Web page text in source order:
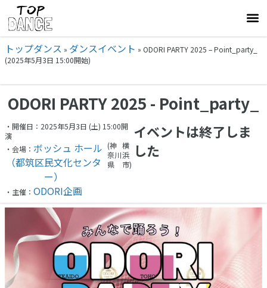
トップダンス » ダンスイベント » ODORI PARTY 2025 – Point_party_
(2025年5月3日 15:00開始)
ODORI PARTY 2025 - Point_party_
・開催日：2025年5月3日 (土) 15:00開
演
・会場： ボッシュ ホール
（都筑区民文化センタ
ー）
(神
奈川
県
横
浜
市)
・主催： ODORI企画
イベントは終了しま
した